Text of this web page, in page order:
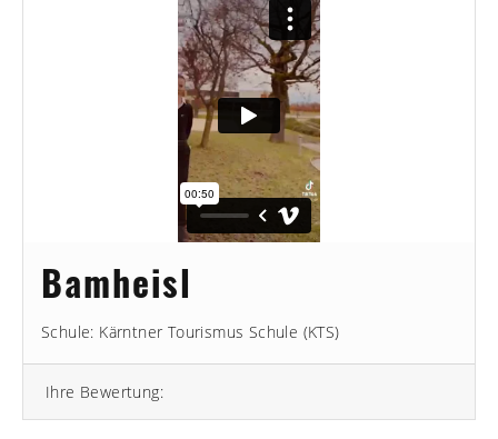
Bamheisl
Schule: Kärntner Tourismus Schule (KTS)
Ihre Bewertung: